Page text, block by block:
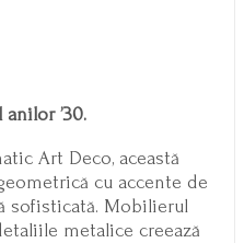
’30.
Art Deco, această
cu accente de
sofisticată. Mobilierul
metalice creează